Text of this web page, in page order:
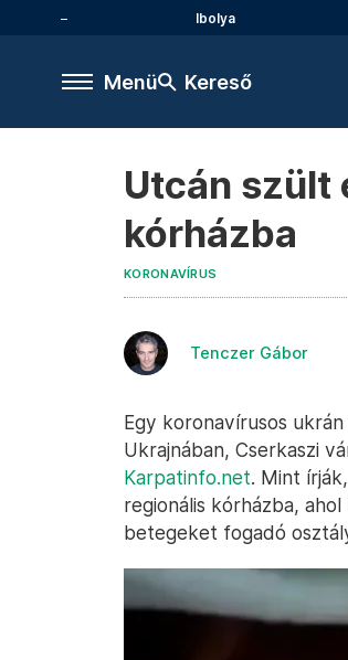
Ibolya
Menü Kereső
Utcán szült
kórházba
KORONAVÍRUS
Tenczer Gábor
Egy koronavírusos
Ukrajnában, Cserkaszi
Karpatinfo.net. Mint
regionális kórházba,
betegeket fogadó